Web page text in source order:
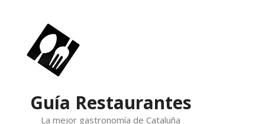
Guía Restaurantes
La mejor gastronomía de Cataluña